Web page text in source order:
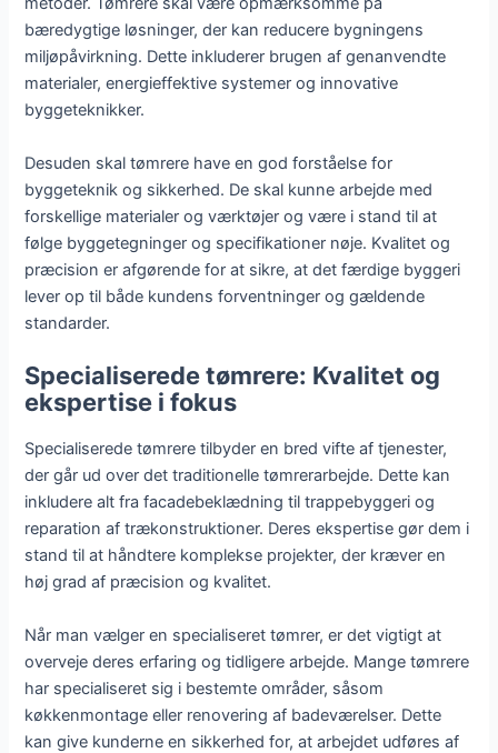
bæredygtige løsninger, der kan reducere bygningens
miljøpåvirkning. Dette inkluderer brugen af genanvendte
materialer, energieffektive systemer og innovative
byggeteknikker.
Desuden skal tømrere have en god forståelse for
byggeteknik og sikkerhed. De skal kunne arbejde med
forskellige materialer og værktøjer og være i stand til at
følge byggetegninger og specifikationer nøje. Kvalitet og
præcision er afgørende for at sikre, at det færdige byggeri
lever op til både kundens forventninger og gældende
standarder.
Specialiserede tømrere: Kvalitet og
ekspertise i fokus
Specialiserede tømrere tilbyder en bred vifte af tjenester,
der går ud over det traditionelle tømrerarbejde. Dette kan
inkludere alt fra facadebeklædning til trappebyggeri og
reparation af trækonstruktioner. Deres ekspertise gør dem i
stand til at håndtere komplekse projekter, der kræver en
høj grad af præcision og kvalitet.
Når man vælger en specialiseret tømrer, er det vigtigt at
overveje deres erfaring og tidligere arbejde. Mange tømrere
har specialiseret sig i bestemte områder, såsom
køkkenmontage eller renovering af badeværelser. Dette
kan give kunderne en sikkerhed for, at arbejdet udføres af